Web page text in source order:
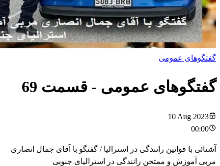
گفتگوهای عمومی
گفتگوهای عمومی - قسمت 69
10 Aug 2023
00:00
آشنائی با قوانین رانندگی در استرالیا / گفتگو با آقای جمال انصاری
مربی آموزش و ممتحن رانندگی در استرالیای جنوبی